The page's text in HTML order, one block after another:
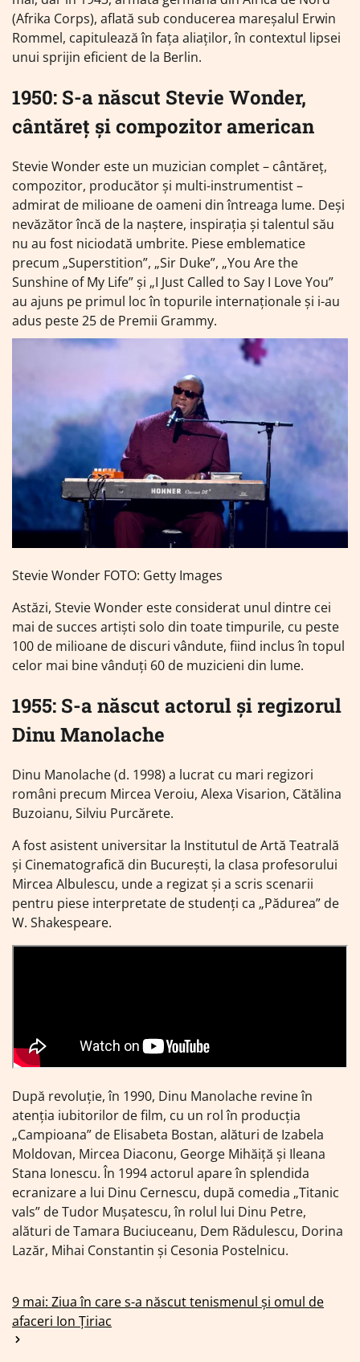
(Afrika Corps), aflată sub conducerea mareșalul Erwin
Rommel, capitulează în fața aliaților, în contextul lipsei
unui sprijin eficient de la Berlin.
1950: S-a născut Stevie Wonder,
cântăreț și compozitor american
Stevie Wonder este un muzician complet – cântăreț,
compozitor, producător și multi-instrumentist –
admirat de milioane de oameni din întreaga lume. Deși
nevăzător încă de la naștere, inspirația și talentul său
nu au fost niciodată umbrite. Piese emblematice
precum „Superstition”, „Sir Duke”, „You Are the
Sunshine of My Life” și „I Just Called to Say I Love You”
au ajuns pe primul loc în topurile internaționale și i-au
adus peste 25 de Premii Grammy.
Stevie Wonder FOTO: Getty Images
Astăzi, Stevie Wonder este considerat unul dintre cei
mai de succes artiști solo din toate timpurile, cu peste
100 de milioane de discuri vândute, fiind inclus în topul
celor mai bine vânduți 60 de muzicieni din lume.
1955: S-a născut actorul și regizorul
Dinu Manolache
Dinu Manolache (d. 1998) a lucrat cu mari regizori
români precum Mircea Veroiu, Alexa Visarion, Cătălina
Buzoianu, Silviu Purcărete.
A fost asistent universitar la Institutul de Artă Teatrală
și Cinematografică din București, la clasa profesorului
Mircea Albulescu, unde a regizat și a scris scenarii
pentru piese interpretate de studenți ca „Pădurea” de
W. Shakespeare.
După revoluție, în 1990, Dinu Manolache revine în
atenția iubitorilor de film, cu un rol în producția
„Campioana” de Elisabeta Bostan, alături de Izabela
Moldovan, Mircea Diaconu, George Mihăiță și Ileana
Stana Ionescu. În 1994 actorul apare în splendida
ecranizare a lui Dinu Cernescu, după comedia „Titanic
vals” de Tudor Mușatescu, în rolul lui Dinu Petre,
alături de Tamara Buciuceanu, Dem Rădulescu, Dorina
Lazăr, Mihai Constantin și Cesonia Postelnicu.
9 mai: Ziua în care s-a născut tenismenul şi omul de
afaceri Ion Țiriac